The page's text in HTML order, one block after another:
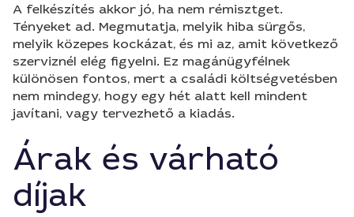
A felkészítés akkor jó, ha nem rémisztget.
Tényeket ad. Megmutatja, melyik hiba sürgős,
melyik közepes kockázat, és mi az, amit következő
szerviznél elég figyelni. Ez magánügyfélnek
különösen fontos, mert a családi költségvetésben
nem mindegy, hogy egy hét alatt kell mindent
javítani, vagy tervezhető a kiadás.
Árak és várható
díjak